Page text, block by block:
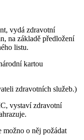
vydá zdravotní
na základě předložení
listu.
kartou
zdravotních služeb.)
vystaví zdravotní
možno o něj požádat